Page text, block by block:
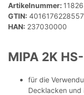
Artikelnummer: 11826
GTIN: 4016176228557
HAN: 237030000
MIPA 2K
für die
Decklacken und